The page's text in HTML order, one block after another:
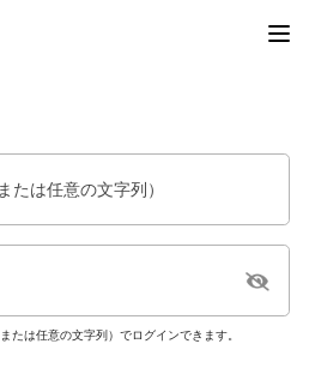
たは任意の文字列）
たは任意の文字列）でログインできます。